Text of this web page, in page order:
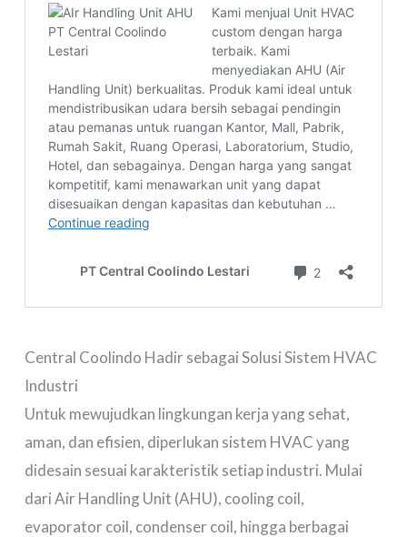
Central Coolindo Hadir sebagai Solusi Sistem HVAC
Industri
Untuk mewujudkan lingkungan kerja yang sehat,
aman, dan efisien, diperlukan sistem HVAC yang
didesain sesuai karakteristik setiap industri. Mulai
dari Air Handling Unit (AHU), cooling coil,
evaporator coil, condenser coil, hingga berbagai